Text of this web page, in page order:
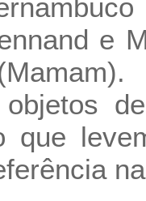
e
objetos
que